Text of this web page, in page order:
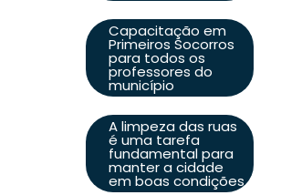
Capacitação em
Primeiros Socorros
para todos os
professores do
município
A limpeza das ruas
é uma tarefa
fundamental para
manter a cidade
em boas condições